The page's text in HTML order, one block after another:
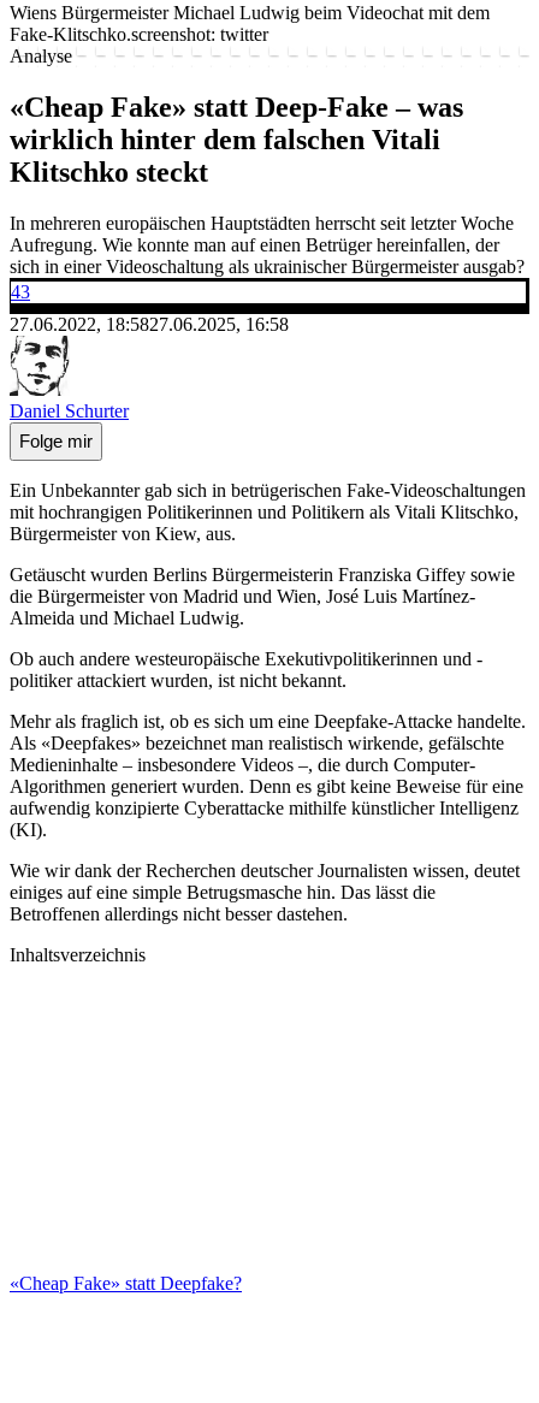
Wiens Bürgermeister Michael Ludwig beim Videochat mit dem
Fake-Klitschko.screenshot: twitter
Analyse
«Cheap Fake» statt Deep-Fake – was
wirklich hinter dem falschen Vitali
Klitschko steckt
In mehreren europäischen Hauptstädten herrscht seit letzter Woche
Aufregung. Wie konnte man auf einen Betrüger hereinfallen, der
sich in einer Videoschaltung als ukrainischer Bürgermeister ausgab?
43
27.06.2022, 18:5827.06.2025, 16:58
Daniel Schurter
Folge mir
Ein Unbekannter gab sich in betrügerischen Fake-Videoschaltungen
mit hochrangigen Politikerinnen und Politikern als Vitali Klitschko,
Bürgermeister von Kiew, aus.
Getäuscht wurden Berlins Bürgermeisterin Franziska Giffey sowie
die Bürgermeister von Madrid und Wien, José Luis Martínez-
Almeida und Michael Ludwig.
Ob auch andere westeuropäische Exekutivpolitikerinnen und -
politiker attackiert wurden, ist nicht bekannt.
Mehr als fraglich ist, ob es sich um eine Deepfake-Attacke handelte.
Als «Deepfakes» bezeichnet man realistisch wirkende, gefälschte
Medieninhalte – insbesondere Videos –, die durch Computer-
Algorithmen generiert wurden. Denn es gibt keine Beweise für eine
aufwendig konzipierte Cyberattacke mithilfe künstlicher Intelligenz
(KI).
Wie wir dank der Recherchen deutscher Journalisten wissen, deutet
einiges auf eine simple Betrugsmasche hin. Das lässt die
Betroffenen allerdings nicht besser dastehen.
Inhaltsverzeichnis
«Cheap Fake» statt Deepfake?